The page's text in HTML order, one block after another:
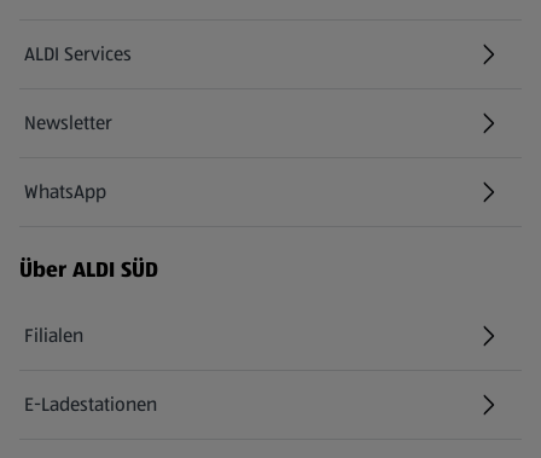
ALDI Services
Newsletter
WhatsApp
Über ALDI SÜD
Filialen
E-Ladestationen